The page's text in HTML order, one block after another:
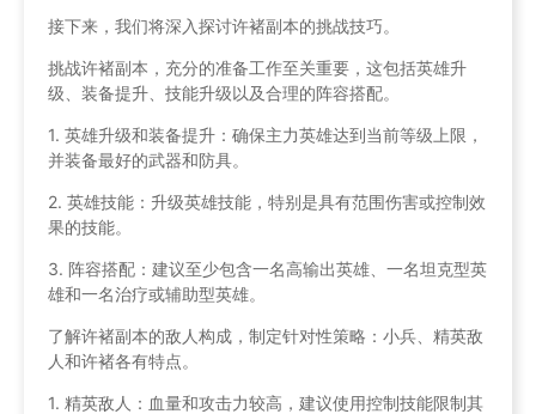
接下来，我们将深入探讨许褚副本的挑战技巧。
挑战许褚副本，充分的准备工作至关重要，这包括英雄升
级、装备提升、技能升级以及合理的阵容搭配。
1. 英雄升级和装备提升：确保主力英雄达到当前等级上限，
并装备最好的武器和防具。
2. 英雄技能：升级英雄技能，特别是具有范围伤害或控制效
果的技能。
3. 阵容搭配：建议至少包含一名高输出英雄、一名坦克型英
雄和一名治疗或辅助型英雄。
了解许褚副本的敌人构成，制定针对性策略：小兵、精英敌
人和许褚各有特点。
1. 精英敌人：血量和攻击力较高，建议使用控制技能限制其